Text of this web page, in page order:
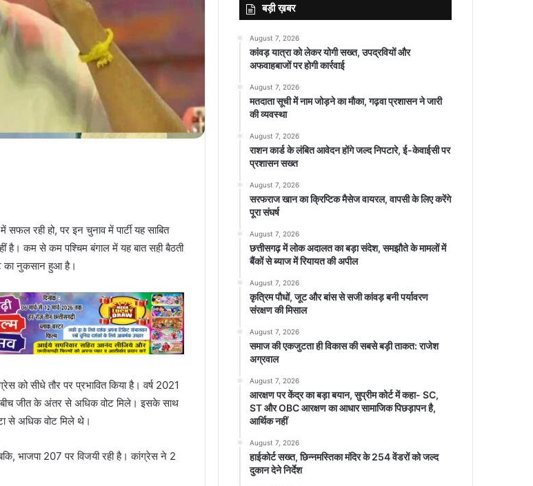
रही हो, पर इन चुनाव में पार्टी यह साबित
कम से कम पश्चिम बंगाल में यह बात सही बैठती
का नुकसान हुआ है।
सीधे तौर पर प्रभावित किया है। वर्ष 2021
जीत के अंतर से अधिक वोट मिले। इसके साथ
से अधिक वोट मिले थे।
भाजपा 207 पर विजयी रही है। कांग्रेस ने 2
बड़ी ख़बर
August 7, 2026
कांवड़ यात्रा को लेकर योगी सख्त, उपद्रवियों और
अफवाहबाजों पर होगी कार्रवाई
August 7, 2026
मतदाता सूची में नाम जोड़ने का मौका, गढ़वा प्रशासन ने जारी
की व्यवस्था
August 7, 2026
राशन कार्ड के लंबित आवेदन होंगे जल्द निपटारे, ई-केवाईसी पर
प्रशासन सख्त
August 7, 2026
सरफराज खान का क्रिप्टिक मैसेज वायरल, वापसी के लिए करेंगे
पूरा संघर्ष
August 7, 2026
छत्तीसगढ़ में लोक अदालत का बड़ा संदेश, समझौते के मामलों में
बैंकों से ब्याज में रियायत की अपील
August 7, 2026
कृत्रिम पौधों, जूट और बांस से सजी कांवड़ बनी पर्यावरण
संरक्षण की मिसाल
August 7, 2026
समाज की एकजुटता ही विकास की सबसे बड़ी ताकत: राजेश
अग्रवाल
August 7, 2026
आरक्षण पर केंद्र का बड़ा बयान, सुप्रीम कोर्ट में कहा- SC,
ST और OBC आरक्षण का आधार सामाजिक पिछड़ापन है,
आर्थिक नहीं
August 7, 2026
हाईकोर्ट सख्त, छिन्नमस्तिका मंदिर के 254 वेंडरों को जल्द
दुकान देने निर्देश